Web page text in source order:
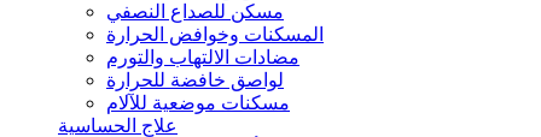
مسكن للصداع النصفي
المسكنات وخوافض الحرارة
مضادات الالتهاب والتورم
لواصق خافضة للحرارة
مسكنات موضعية للآلام
علاج الحساسية